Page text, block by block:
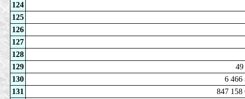
124
125
126
127
128
129
49
130
6 466
131
847 158